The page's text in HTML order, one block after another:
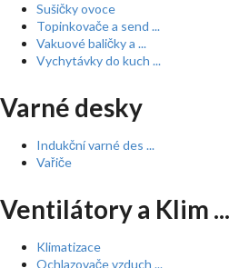
Sušičky ovoce
Topinkovače a send ...
Vakuové baličky a ...
Vychytávky do kuch ...
Varné desky
Indukční varné des ...
Vařiče
Ventilátory a Klim ...
Klimatizace
Ochlazovače vzduch ...